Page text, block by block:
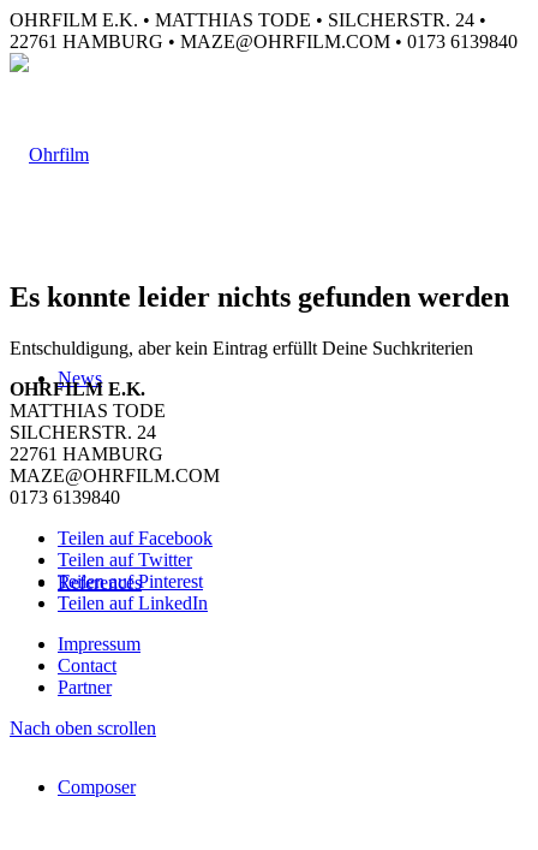
OHRFILM E.K. • MATTHIAS TODE • SILCHERSTR. 24 •
22761 HAMBURG • MAZE@OHRFILM.COM • 0173 6139840
News
References
Composer
Es konnte leider nichts gefunden werden
Entschuldigung, aber kein Eintrag erfüllt Deine Suchkriterien
OHRFILM E.K.
MATTHIAS TODE
SILCHERSTR. 24
22761 HAMBURG
MAZE@OHRFILM.COM
0173 6139840
Teilen auf Facebook
Teilen auf Twitter
Teilen auf Pinterest
Teilen auf LinkedIn
Impressum
Contact
Partner
Nach oben scrollen